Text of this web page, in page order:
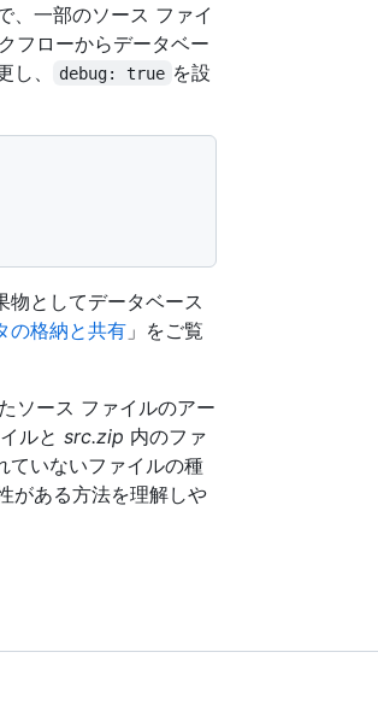
、一部のソース ファイ
フローからデータベー
、 debug: true を設
物としてデータベース
の格納と共有 」をご覧
ソース ファイルのアー
ルと src.zip 内のファ
ていないファイルの種
がある方法を理解しや